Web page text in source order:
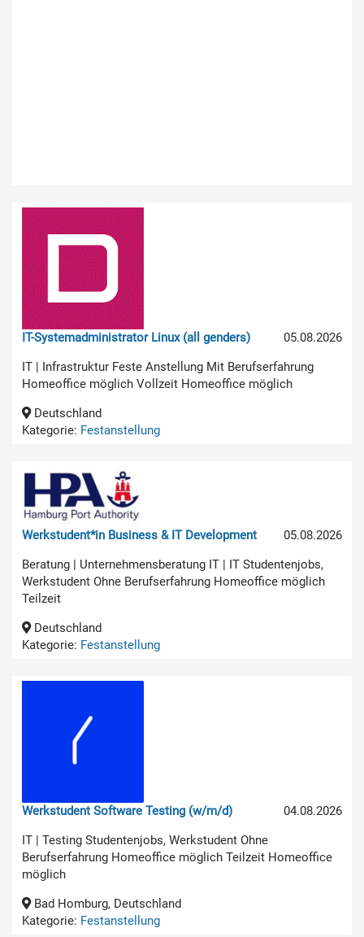
05.08.2026
IT-Systemadministrator Linux (all genders)
IT | Infrastruktur Feste Anstellung Mit Berufserfahrung
Homeoffice möglich Vollzeit Homeoffice möglich
Deutschland
Kategorie: Festanstellung
05.08.2026
Werkstudent*in Business & IT Development
Beratung | Unternehmensberatung IT | IT Studentenjobs,
Werkstudent Ohne Berufserfahrung Homeoffice möglich
Teilzeit
Deutschland
Kategorie: Festanstellung
04.08.2026
Werkstudent Software Testing (w/m/d)
IT | Testing Studentenjobs, Werkstudent Ohne
Berufserfahrung Homeoffice möglich Teilzeit Homeoffice
möglich
Bad Homburg, Deutschland
Kategorie: Festanstellung